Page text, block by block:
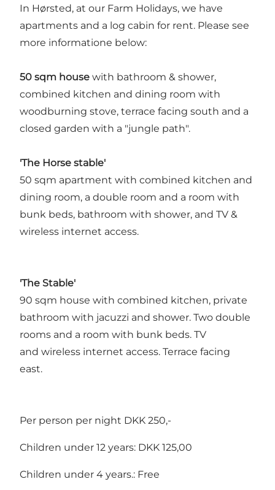
In Hørsted, at our Farm Holidays, we have
apartments and a log cabin for rent. Please see
more informatione below:
50 sqm house with bathroom & shower,
combined kitchen and dining room with
woodburning stove, terrace facing south and a
closed garden with a "jungle path".
'The Horse stable'
50 sqm apartment with combined kitchen and
dining room, a double room and a room with
bunk beds, bathroom with shower, and TV &
wireless internet access.
'The Stable'
90 sqm house with combined kitchen, private
bathroom with jacuzzi and shower. Two double
rooms and a room with bunk beds. TV
and wireless internet access. Terrace facing
east.
Per person per night DKK 250,-
Children under 12 years: DKK 125,00
Children under 4 years.: Free